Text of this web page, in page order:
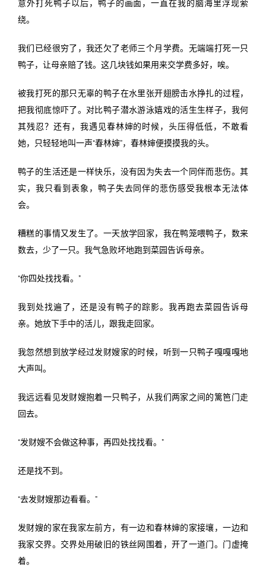
意外打死鸭子以后，鸭子的画面，一直在我的脑海里浮现萦
绕。
我们已经很穷了，我还欠了老师三个月学费。无端端打死一只
鸭子，让母亲赔了钱。这几块钱如果用来交学费多好，唉。
被我打死的那只无辜的鸭子在水里张开翅膀击水挣扎的过程，
把我彻底惊吓了。对比鸭子潜水游泳嬉戏的活生生样子，我何
其残忍？还有，我遇见春林婶的时候，头压得低低，不敢看
她，只轻轻地叫一声“春林婶”，春林婶便摸摸我的头。
鸭子的生活还是一样快乐，没有因为失去一个同伴而悲伤。其
实，我只看到表象，鸭子失去同伴的悲伤感受我根本无法体
会。
糟糕的事情又发生了。一天放学回家，我在鸭笼喂鸭子，数来
数去，少了一只。我气急败坏地跑到菜园告诉母亲。
“你四处找找看。”
我到处找遍了，还是没有鸭子的踪影。我再跑去菜园告诉母
亲。她放下手中的活儿，跟我走回家。
我忽然想到放学经过发财嫂家的时候，听到一只鸭子嘎嘎嘎地
大声叫。
我远远看见发财嫂抱着一只鸭子，从我们两家之间的篱笆门走
回去。
“发财嫂不会做这种事，再四处找找看。”
还是找不到。
“去发财嫂那边看看。”
发财嫂的家在我家左前方，有一边和春林婶的家接壤，一边和
我家交界。交界处用破旧的铁丝网围着，开了一道门。门虚掩
着。